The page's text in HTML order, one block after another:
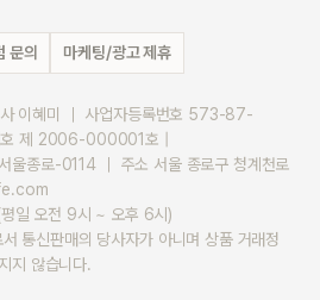
문의 마케팅/광고 제휴
이혜미 ｜ 사업자등록번호 573-87-
제 2006-000001호 |
울종로-0114 ｜ 주소 서울 종로구 청계천로
일 오전 9시 ~ 오후 6시)
통신판매의 당사자가 아니며 상품 거래정
지 않습니다.